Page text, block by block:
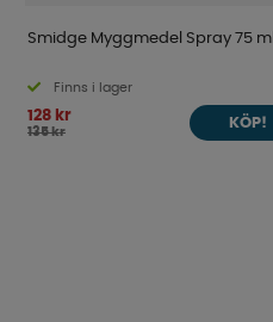
Smidge Myggmedel Spray 75 ml
Finns i lager
128 kr
135 kr
KÖP!